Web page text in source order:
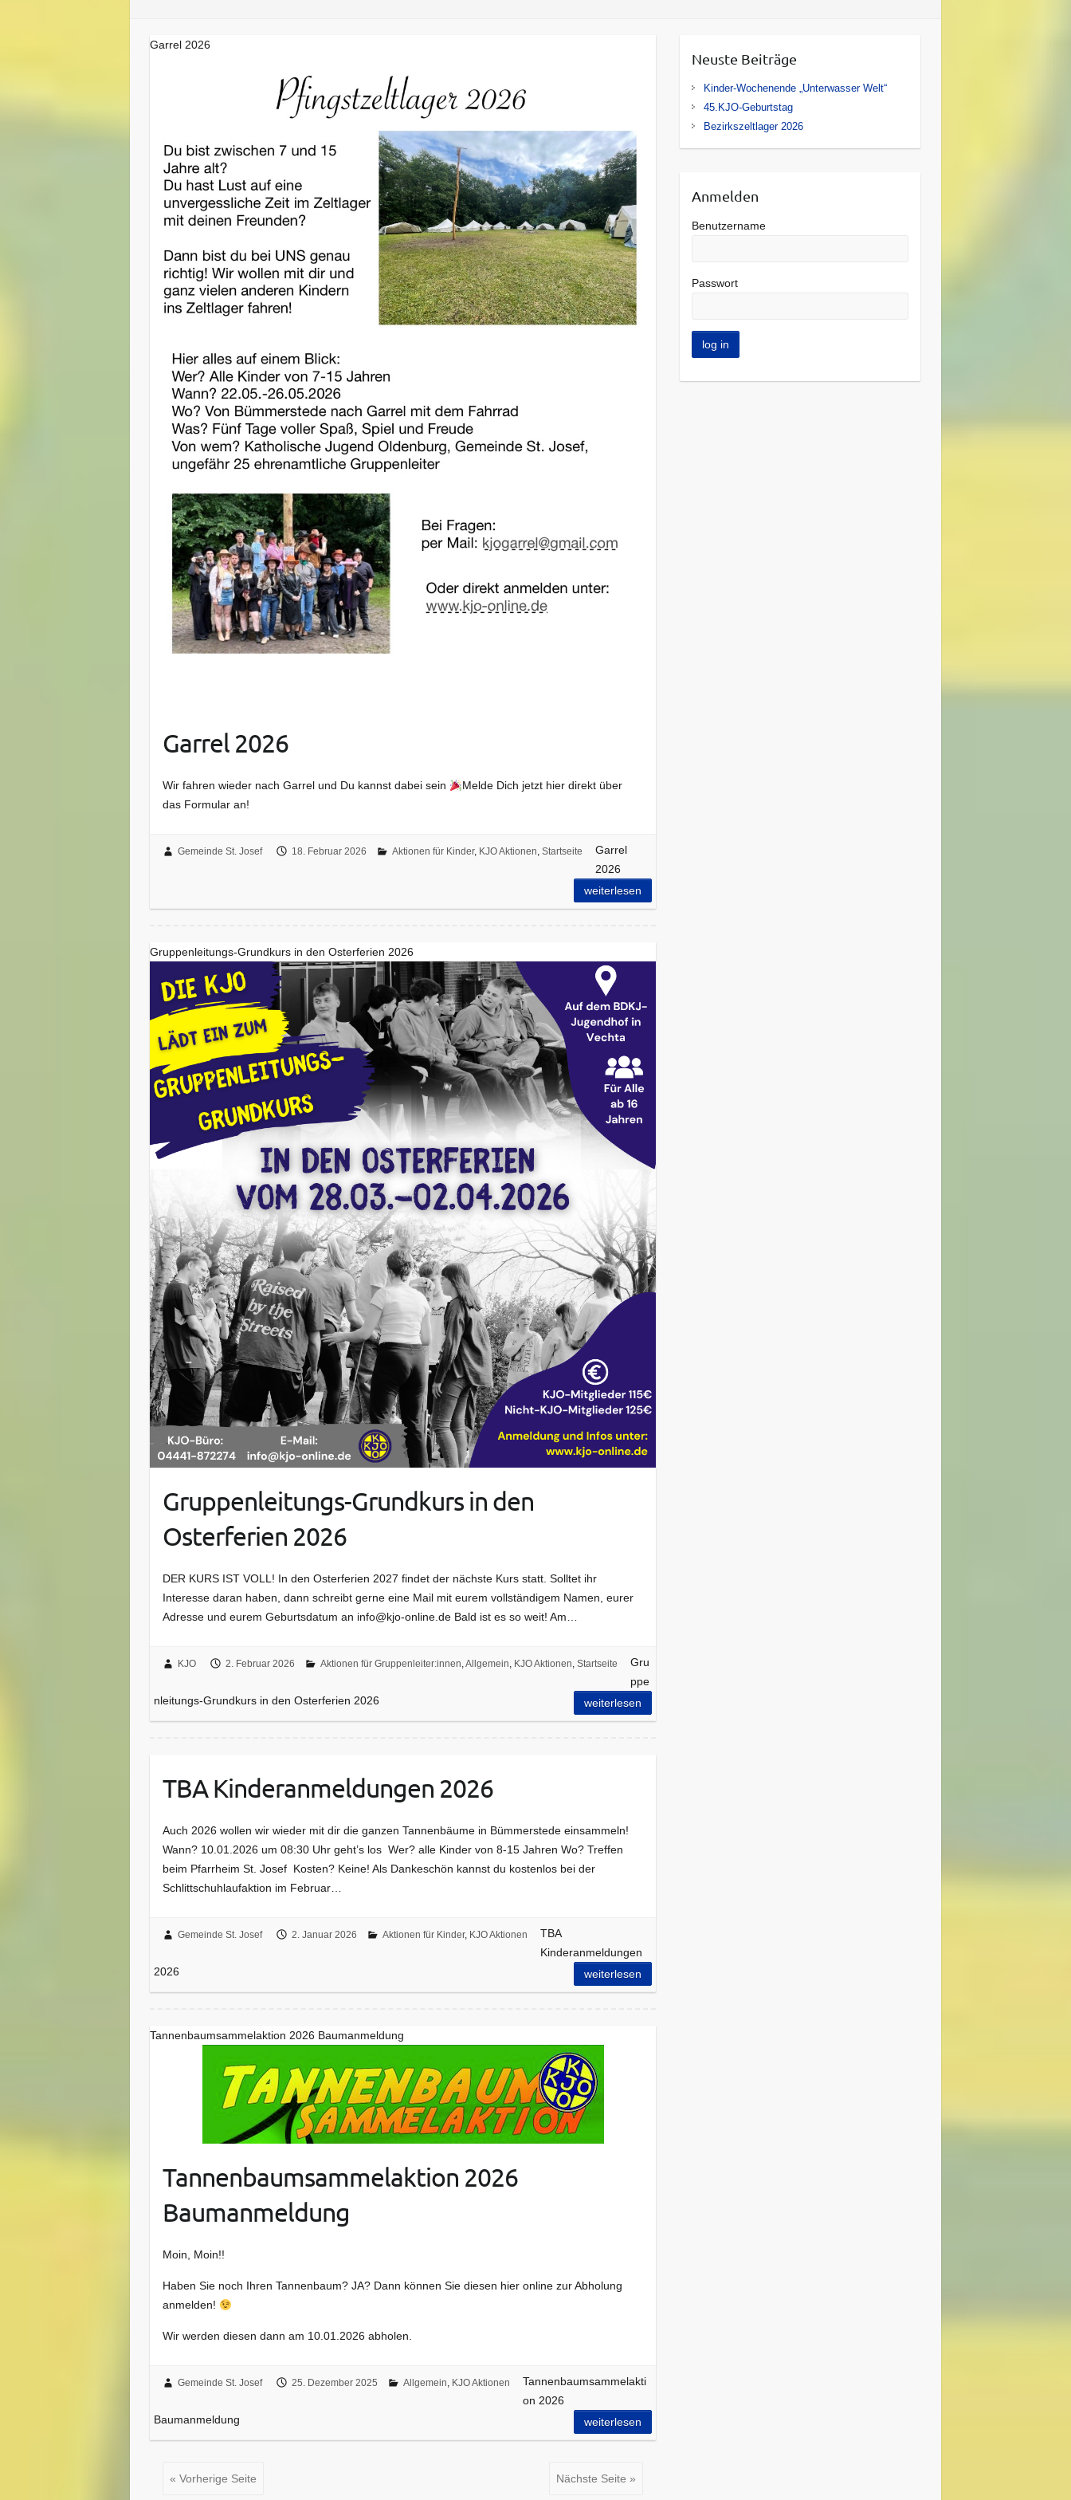
Garrel 2026
Garrel 2026
Wir fahren wieder nach Garrel und Du kannst dabei sein
Melde Dich jetzt hier direkt über
das Formular an!
Gemeinde St. Josef 18. Februar 2026 Aktionen für Kinder, KJO Aktionen, Startseite
Garrel
2026
weiterlesen
Gruppenleitungs-Grundkurs in den Osterferien 2026
Gruppenleitungs-Grundkurs in den
Osterferien 2026
DER KURS IST VOLL! In den Osterferien 2027 findet der nächste Kurs statt. Solltet ihr
Interesse daran haben, dann schreibt gerne eine Mail mit eurem vollständigem Namen, eurer
Adresse und eurem Geburtsdatum an info@kjo-online.de Bald ist es so weit! Am…
KJO 2. Februar 2026 Aktionen für Gruppenleiter:innen Allgemein KJO Aktionen Startseite
Gru
ppe
nleitungs-Grundkurs in den Osterferien 2026
weiterlesen
TBA Kinderanmeldungen 2026
Auch 2026 wollen wir wieder mit dir die ganzen Tannenbäume in Bümmerstede einsammeln!
Wann? 10.01.2026 um 08:30 Uhr geht’s los Wer? alle Kinder von 8-15 Jahren Wo? Treffen
beim Pfarrheim St. Josef Kosten? Keine! Als Dankeschön kannst du kostenlos bei der
Schlittschuhlaufaktion im Februar…
Gemeinde St. Josef 2. Januar 2026 Aktionen für Kinder, KJO Aktionen
TBA
Kinderanmeldungen
2026
weiterlesen
Tannenbaumsammelaktion 2026 Baumanmeldung
Tannenbaumsammelaktion 2026
Baumanmeldung
Moin, Moin!!
Haben Sie noch Ihren Tannenbaum? JA? Dann können Sie diesen hier online zur Abholung
anmelden!
Wir werden diesen dann am 10.01.2026 abholen.
Gemeinde St. Josef 25. Dezember 2025 Allgemein KJO Aktionen
Tannenbaumsammelakti
on 2026
Baumanmeldung
weiterlesen
« Vorherige Seite Nächste Seite »
Neuste Beiträge
Kinder-Wochenende „Unterwasser Welt“
45.KJO-Geburtstag
Bezirkszeltlager 2026
Anmelden
Benutzername
Passwort